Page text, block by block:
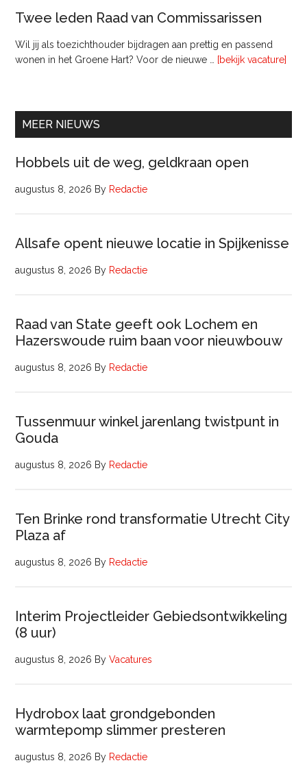
Twee leden Raad van Commissarissen
Wil jij als toezichthouder bijdragen aan prettig en passend
wonen in het Groene Hart? Voor de nieuwe …
[bekijk vacature]
MEER NIEUWS
Hobbels uit de weg, geldkraan open
augustus 8, 2026 By Redactie
Allsafe opent nieuwe locatie in Spijkenisse
augustus 8, 2026 By Redactie
Raad van State geeft ook Lochem en
Hazerswoude ruim baan voor nieuwbouw
augustus 8, 2026 By Redactie
Tussenmuur winkel jarenlang twistpunt in
Gouda
augustus 8, 2026 By Redactie
Ten Brinke rond transformatie Utrecht City
Plaza af
augustus 8, 2026 By Redactie
Interim Projectleider Gebiedsontwikkeling
(8 uur)
augustus 8, 2026 ByVacatures
Hydrobox laat grondgebonden
warmtepomp slimmer presteren
augustus 8, 2026 By Redactie